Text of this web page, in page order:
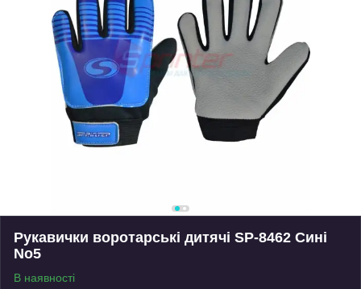
Рукавички воротарські дитячі SP-8462 Сині
No5
В наявності